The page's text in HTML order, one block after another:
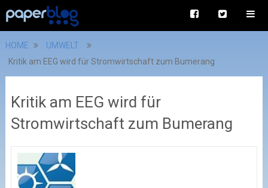
HOME
UMWELT
Kritik am EEG wird für Stromwirtschaft zum Bumerang
Kritik am EEG wird für
Stromwirtschaft zum Bumerang